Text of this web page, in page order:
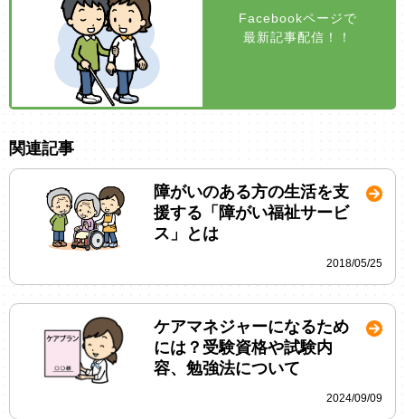
Facebookページで
最新記事配信！！
関連記事
障がいのある方の生活を支
援する「障がい福祉サービ
ス」とは
2018/05/25
ケアマネジャーになるため
には？受験資格や試験内
容、勉強法について
2024/09/09